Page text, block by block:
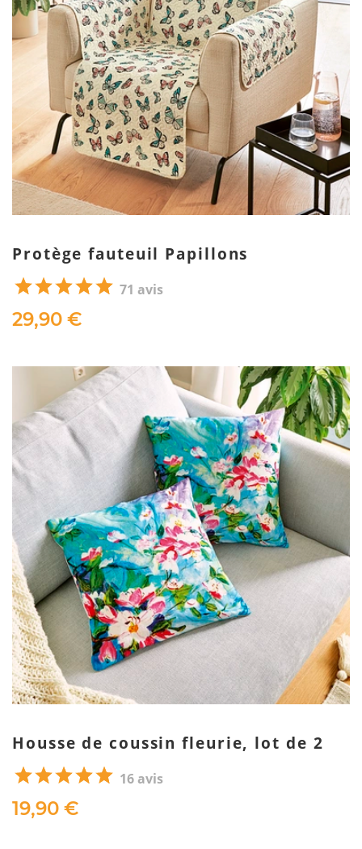
Protège fauteuil Papillons
71 avis
29,90 €
Housse de coussin fleurie, lot de 2
16 avis
19,90 €